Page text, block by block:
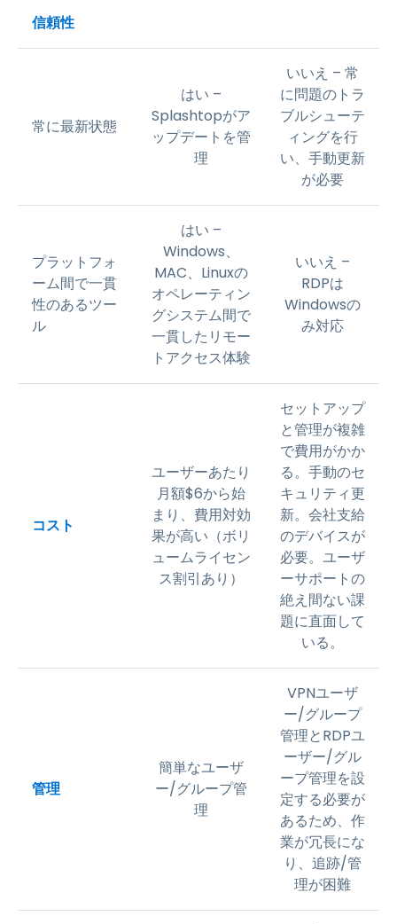
信頼性
常に最新状態
はい –
Splashtopがア
ップデートを管
理
いいえ – 常
に問題のトラ
ブルシューテ
ィングを行
い、手動更新
が必要
プラットフォ
ーム間で一貫
性のあるツー
ル
はい –
Windows、
MAC、Linuxの
オペレーティン
グシステム間で
一貫したリモー
トアクセス体験
いいえ –
RDPは
Windowsの
み対応
コスト
ユーザーあたり
月額$6から始
まり、費用対効
果が高い（ボリ
ュームライセン
ス割引あり）
セットアップ
と管理が複雑
で費用がかか
る。手動のセ
キュリティ更
新。会社支給
のデバイスが
必要。ユーザ
ーサポートの
絶え間ない課
題に直面して
いる。
管理
簡単なユーザ
ー/グループ管
理
VPNユーザ
ー/グループ
管理とRDPユ
ーザー/グル
ープ管理を設
定する必要が
あるため、作
業が冗長にな
り、追跡/管
理が困難